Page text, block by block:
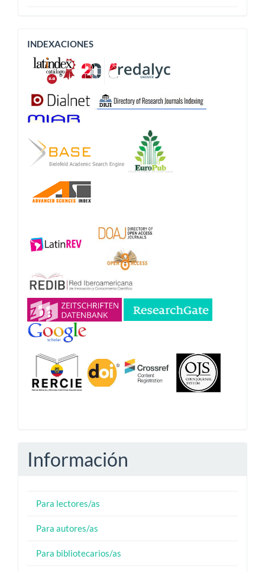
Indexaciones
INDEXACIONES
Información
Para lectores/as
Para autores/as
Para bibliotecarios/as